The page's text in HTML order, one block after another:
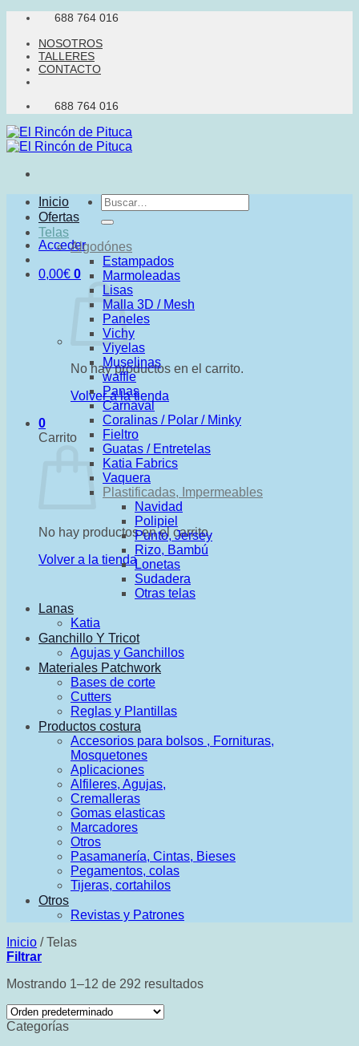
Saltar
contenido
688 764 016
NOSOTROS
TALLERES
CONTACTO
688 764 016
Buscar
por:
Acceder
0,00€ 0
No hay productos en el carrito.
Volver a la tienda
0
Carrito
No hay productos en el carrito.
Volver a la tienda
Inicio
Ofertas
Telas
Algodónes
Estampados
Marmoleadas
Lisas
Malla 3D / Mesh
Paneles
Vichy
Viyelas
Muselinas
waffle
Panas
Carnaval
Coralinas / Polar / Minky
Fieltro
Guatas / Entretelas
Katia Fabrics
Vaquera
Plastificadas, Impermeables
Navidad
Polipiel
Punto, Jersey
Rizo, Bambú
Lonetas
Sudadera
Otras telas
Lanas
Katia
Ganchillo Y Tricot
Agujas y Ganchillos
Materiales Patchwork
Bases de corte
Cutters
Reglas y Plantillas
Productos costura
Accesorios para bolsos , Fornituras,
Mosquetones
Aplicaciones
Alfileres, Agujas,
Cremalleras
Gomas elasticas
Marcadores
Otros
Pasamanería, Cintas, Bieses
Pegamentos, colas
Tijeras, cortahilos
Otros
Revistas y Patrones
Inicio /Telas
Filtrar
Mostrando 1–12 de 292 resultados
Categorías